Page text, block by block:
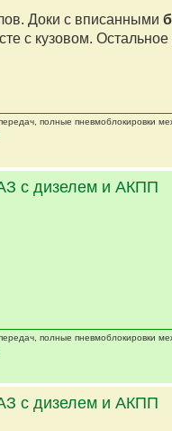
Доки с вписанными
с кузовом.
полные пневмоблокировки
с дизелем и АКПП
полные пневмоблокировки
с дизелем и АКПП